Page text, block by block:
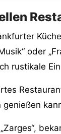
oder
rustikale
genießen